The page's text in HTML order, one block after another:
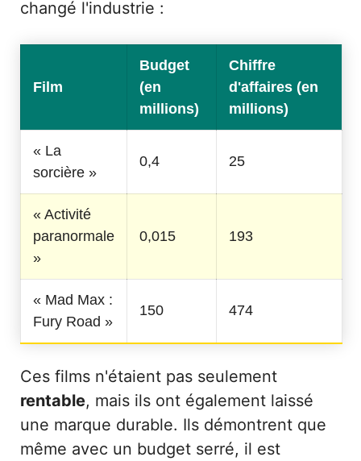
changé l'industrie :
Film
Budget
(en
millions)
Chiffre
d'affaires (en
millions)
« La
sorcière »
0,4 25
« Activité
paranormale
»
0,015 193
« Mad Max :
Fury Road »
150 474
Ces films n'étaient pas seulement
rentable, mais ils ont également laissé
une marque durable. Ils démontrent que
même avec un budget serré, il est